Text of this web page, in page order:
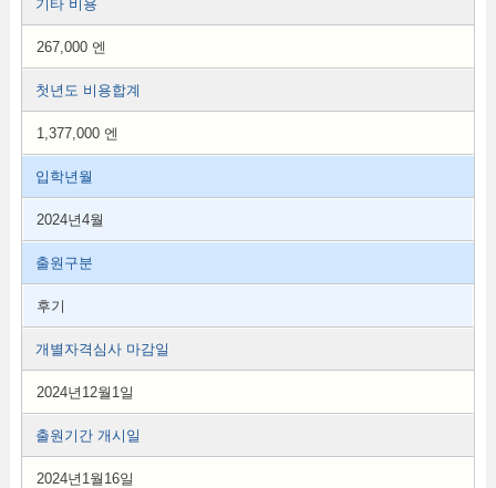
기타 비용
267,000 엔
첫년도 비용합계
1,377,000 엔
입학년월
2024년4월
출원구분
후기
개별자격심사 마감일
2024년12월1일
출원기간 개시일
2024년1월16일